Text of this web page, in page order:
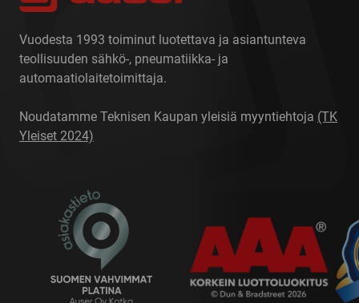
Vuodesta 1993 toiminut luotettava ja asiantunteva
teollisuuden sähkö-, pneumatiikka- ja
automaatiolaitetoimittaja.
Noudatamme Teknisen Kaupan yleisiä myyntiehtoja (TK
Yleiset 2024)